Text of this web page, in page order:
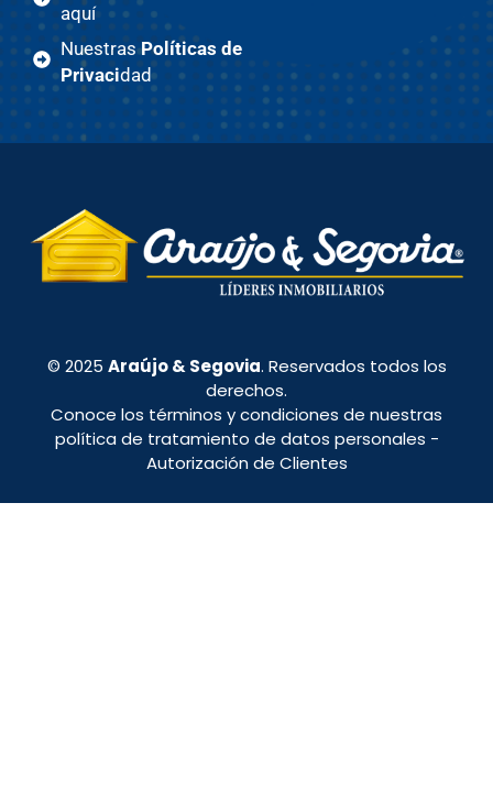
aquí
NuestrasPolíticas de
Privacidad
© 2025 Araújo & Segovia. Reservados todos los
derechos.
Conoce los términos y condiciones de nuestras
política de tratamiento de datos personales -
Autorización de Clientes